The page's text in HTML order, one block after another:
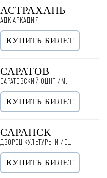
АСТРАХАНЬ
АДК АРКАДИЯ
КУПИТЬ БИЛЕТ
САРАТОВ
САРАТОВСКИЙ ОЦНТ ИМ. Л.А. РУСЛАНОВОЙ
КУПИТЬ БИЛЕТ
САРАНСК
ДВОРЕЦ КУЛЬТУРЫ И ИСКУССТВ МГУ
КУПИТЬ БИЛЕТ